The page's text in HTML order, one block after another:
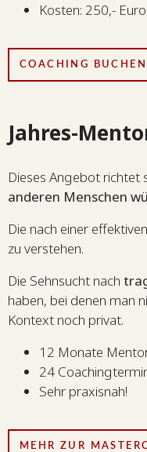
Kosten: 250,- Euro
COACHING BUCHEN
Jahres-
Dieses Angebot richtet
anderen Menschen
Die nach einer
zu verstehen.
Die Sehnsucht nach
haben, bei denen man
Kontext noch privat.
12 Monate
24
Sehr praxisnah!
MEHR ZUR